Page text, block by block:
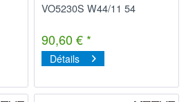
VO5230S W44/11 54
90,60 € *
Détails